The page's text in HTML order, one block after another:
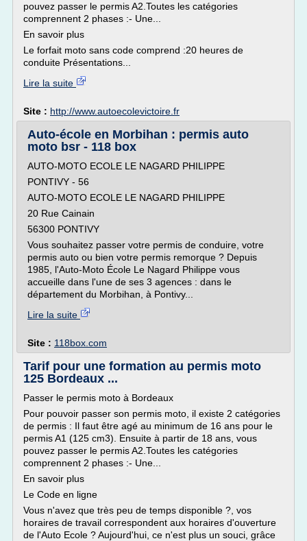
pouvez passer le permis A2.Toutes les catégories
comprennent 2 phases :- Une...
En savoir plus
Le forfait moto sans code comprend :20 heures de
conduite Présentations...
Lire la suite
Site : http://www.autoecolevictoire.fr
Auto-école en Morbihan : permis auto
moto bsr - 118 box
AUTO-MOTO ECOLE LE NAGARD PHILIPPE
PONTIVY - 56
AUTO-MOTO ECOLE LE NAGARD PHILIPPE
20 Rue Cainain
56300 PONTIVY
Vous souhaitez passer votre permis de conduire, votre
permis auto ou bien votre permis remorque ? Depuis
1985, l'Auto-Moto École Le Nagard Philippe vous
accueille dans l'une de ses 3 agences : dans le
département du Morbihan, à Pontivy...
Lire la suite
Site : 118box.com
Tarif pour une formation au permis moto
125 Bordeaux ...
Passer le permis moto à Bordeaux
Pour pouvoir passer son permis moto, il existe 2 catégories
de permis : Il faut être agé au minimum de 16 ans pour le
permis A1 (125 cm3). Ensuite à partir de 18 ans, vous
pouvez passer le permis A2.Toutes les catégories
comprennent 2 phases :- Une...
En savoir plus
Le Code en ligne
Vous n'avez que très peu de temps disponible ?, vos
horaires de travail correspondent aux horaires d'ouverture
de l'Auto Ecole ? Aujourd'hui, ce n'est plus un souci, grâce